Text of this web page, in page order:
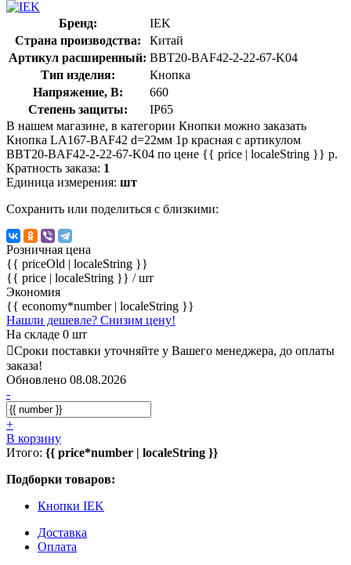
Бренд:
IEK
Страна производства:
Китай
Артикул расширенный: BBT20-BAF42-2-22-67-K04
Тип изделия:
Кнопка
Напряжение, В:
660
Степень защиты:
IP65
В нашем магазине, в категории Кнопки можно заказать
Кнопка LA167-BAF42 d=22мм 1р красная с артикулом
BBT20-BAF42-2-22-67-K04 по цене {{ price | localeString }} р.
Кратность заказа: 1
Единица измерения: шт
Сохранить или поделиться с близкими:
Розничная цена
{{ priceOld | localeString }}
{{ price | localeString }} / шт
Экономия
{{ economy*number | localeString }}
Нашли дешевле? Снизим цену!
На складе 0 шт
Сроки поставки уточняйте у Вашего менеджера, до оплаты
заказа!
Обновлено 08.08.2026
-
+
В корзину
Итого: {{ price*number | localeString }}
Подборки товаров:
Кнопки IEK
Доставка
Оплата